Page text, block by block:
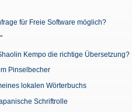
für Freie Software möglich?
Kempo die richtige Übersetzung?
Pinselbecher
lokalen Wörterbuchs
Schriftrolle